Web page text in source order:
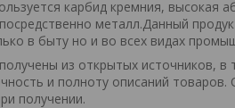
карбид кремния, высокая
металл.Данный
в быту но и во всех видах
из открытых источников,
и полноту описаний
получении.